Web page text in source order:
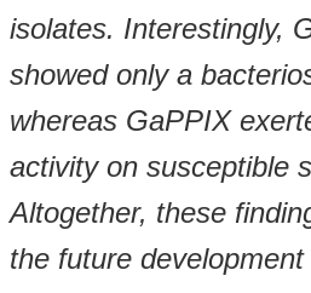
isolates. Interestingly,
showed only a
whereas GaPPIX
activity on susceptible
Altogether, these
the future